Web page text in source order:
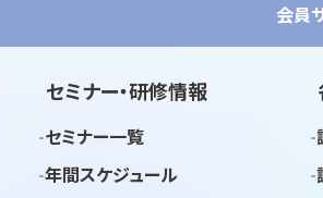
会員
セミナー・研修情報
セミナー一覧
年間スケジュール